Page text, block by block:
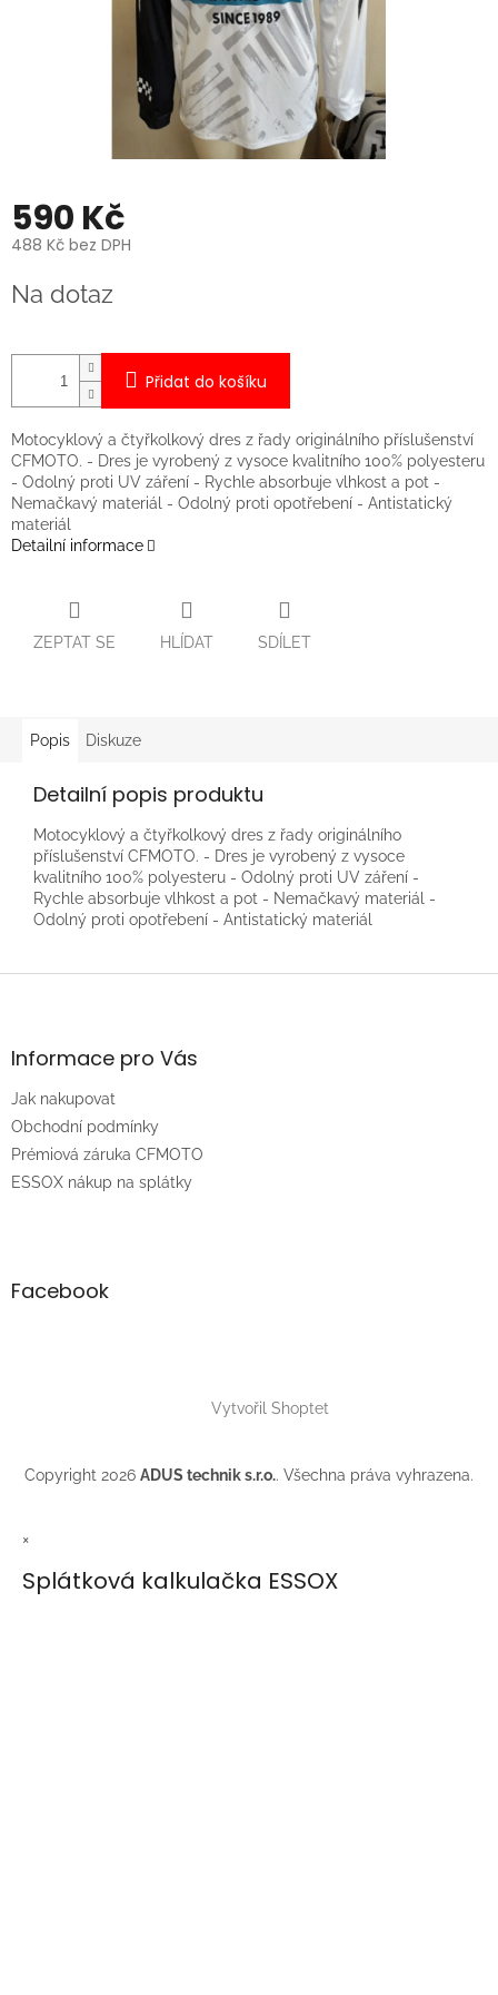
590 Kč
488 Kč bez DPH
cena:
Na dotaz
Přidat do košíku
Motocyklový a čtyřkolkový dres z řady originálního příslušenství
CFMOTO. - Dres je vyrobený z vysoce kvalitního 100% polyesteru
- Odolný proti UV záření - Rychle absorbuje vlhkost a pot -
Nemačkavý materiál - Odolný proti opotřebení - Antistatický
materiál
Detailní informace
ZEPTAT SE HLÍDAT SDÍLET
Popis Diskuze
Detailní popis produktu
Motocyklový a čtyřkolkový dres z řady originálního
příslušenství CFMOTO. - Dres je vyrobený z vysoce
kvalitního 100% polyesteru - Odolný proti UV záření -
Rychle absorbuje vlhkost a pot - Nemačkavý materiál -
Odolný proti opotřebení - Antistatický materiál
Z
aInformace pro Vás
Jak nakupovat
Obchodní podmínky
Prémiová záruka CFMOTO
ESSOX nákup na splátky
Facebook
Vytvořil Shoptet
Copyright 2026 ADUS technik s.r.o.. Všechna práva vyhrazena.
×
Splátková kalkulačka ESSOX